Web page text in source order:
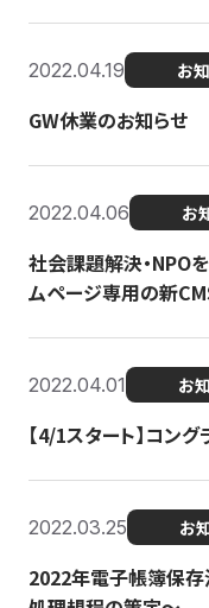
2022.04.19 お
GW休業のお知らせ
2022.04.06 お
社会課題解決・NPO
ムページ専用の新
2022.04.01 お
【4/1スタート】コン
2022.03.25 お
2022年電子帳簿保